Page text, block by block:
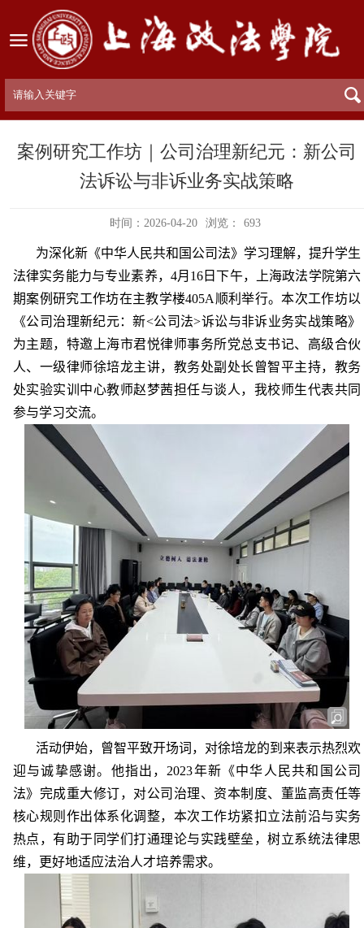
案例研究工作坊｜公司治理新纪元：新公司
法诉讼与非诉业务实战策略
时间：2026-04-20 浏览： 693
为深化新《中华人民共和国公司法》学习理解，提升学生
法律实务能力与专业素养， 4月 16 日下午，上海政法学院第六
期案例研究工作坊在主教学楼405A顺利举行。本次工作坊以
《公司治理新纪元：新<公司法>诉讼与非诉业务实战策略》
为主题，特邀上海市君悦律师事务所党总支书记、高级合伙
人、一级律师徐培龙主讲，教务处副处长曾智平主持，教务
处实验实训中心教师赵梦茜担任与谈人，我校师生代表共同
参与学习交流。
活动伊始，曾智平致开场词，对徐培龙的到来表示热烈欢
迎与诚挚感谢。他指出，2023年新《中华人民共和国 公司
法》完成重大修订，对公司治理、资本制度、董监高责任等
核心规则作出体系化调整，本次工作坊紧扣立法前沿与实务
热点，有助于同学们打通理论与实践壁垒，树立系统法律思
维，更好地适应法治人才培养需求。